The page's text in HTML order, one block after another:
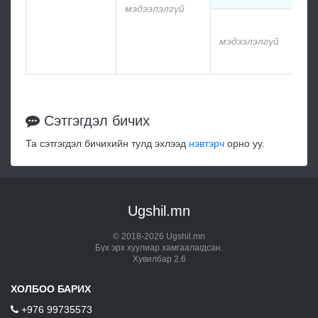
мэдээлэлгүй
мэдээлэлгүй
Сэтгэгдэл бичих
Та сэтгэгдэл бичихийн тулд эхлээд нэвтэрч орно уу.
Ugshil.mn
© 2018-2026 Ugshil.mn
Бүх эрх хуулиар хамгаалагдсан.
Хувилбар 2.6
ХОЛБОО БАРИХ
+976 99735573